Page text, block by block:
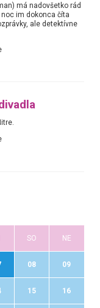
má nadovšetko rád
im dokonca číta
ale detektívne
SO NE
08 09
15 16